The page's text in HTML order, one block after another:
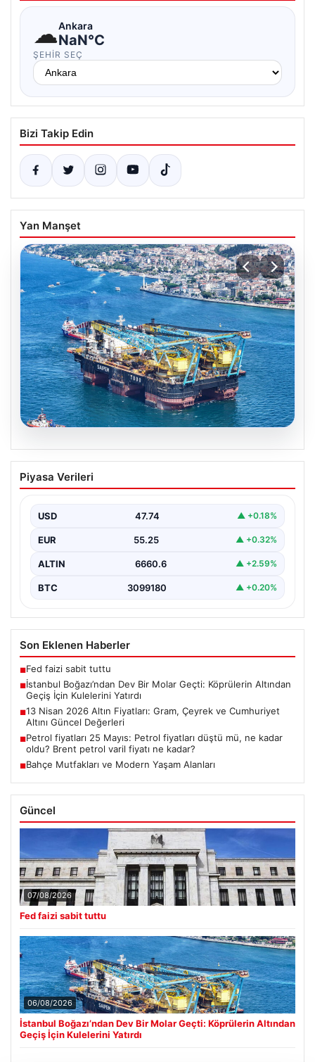
☁Ankara
NaN°C
ŞEHIR SEÇ
Bizi Takip Edin
Yan Manşet
İstanbul Boğazı’ndan Dev Bir Molar
Geçti: Köprülerin Altından Geçiş İçin
İstanbul Boğazı, dün büyük bir denizcilik etkinliğine
Piyasa Verileri
USD 47.74 ▲ +0.18%
EUR 55.25 ▲ +0.32%
ALTIN 6660.6 ▲ +2.59%
BTC 3099180 ▲ +0.20%
Son Eklenen Haberler
■Fed faizi sabit tuttu
■İstanbul Boğazı’ndan Dev Bir Molar Geçti: Köprülerin Altından
Geçiş İçin Kulelerini Yatırdı
■13 Nisan 2026 Altın Fiyatları: Gram, Çeyrek ve Cumhuriyet
Altını Güncel Değerleri
■Petrol fiyatları 25 Mayıs: Petrol fiyatları düştü mü, ne kadar
oldu? Brent petrol varil fiyatı ne kadar?
■Bahçe Mutfakları ve Modern Yaşam Alanları
Güncel
07/08/2026
Fed faizi sabit tuttu
06/08/2026
İstanbul Boğazı’ndan Dev Bir Molar Geçti: Köprülerin Altından
Geçiş İçin Kulelerini Yatırdı